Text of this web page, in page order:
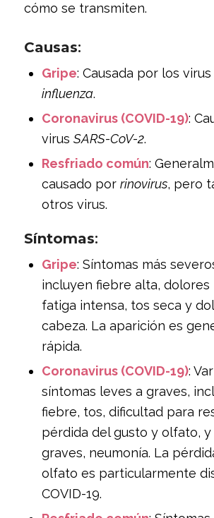
cómo se transmiten.
Causas:
Gripe: Causada por los
influenza.
Coronavirus (COVID-19):
virus SARS-CoV-2.
Resfriado común:
causado por rinovirus, pero
otros virus.
Síntomas:
Gripe: Síntomas más
incluyen fiebre alta, dolores
fatiga intensa, tos seca y
cabeza. La aparición es
rápida.
Coronavirus (COVID-19):
síntomas leves a graves,
fiebre, tos, dificultad para
pérdida del gusto y olfato, y
graves, neumonía. La
olfato es particularmente
COVID-19.